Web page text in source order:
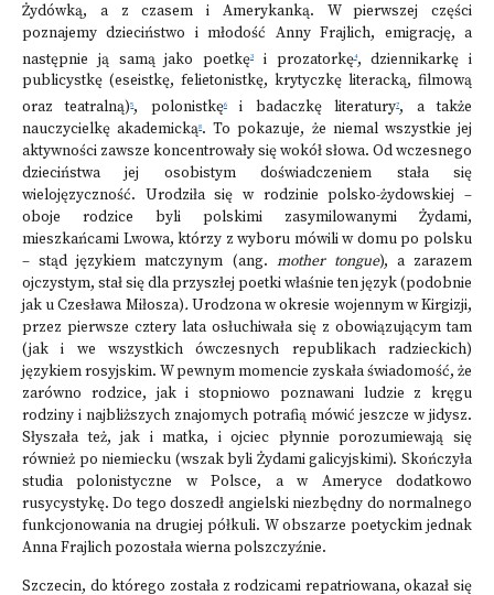
Żydówką, a z czasem i Amerykanką. W pierwszej części
poznajemy dzieciństwo i młodość Anny Frajlich, emigrację, a
następnie ją samą jako poetkę3 i prozatorkę4, dziennikarkę i
publicystkę (eseistkę, felietonistkę, krytyczkę literacką, filmową
oraz teatralną)5, polonistkę6 i badaczkę literatury7, a także
nauczycielkę akademicką8. To pokazuje, że niemal wszystkie jej
aktywności zawsze koncentrowały się wokół słowa. Od wczesnego
dzieciństwa jej osobistym doświadczeniem stała się
wielojęzyczność. Urodziła się w rodzinie polsko-żydowskiej –
oboje rodzice byli polskimi zasymilowanymi Żydami,
mieszkańcami Lwowa, którzy z wyboru mówili w domu po polsku
– stąd językiem matczynym (ang. mother tongue), a zarazem
ojczystym, stał się dla przyszłej poetki właśnie ten język (podobnie
jak u Czesława Miłosza). Urodzona w okresie wojennym w Kirgizji,
przez pierwsze cztery lata osłuchiwała się z obowiązującym tam
(jak i we wszystkich ówczesnych republikach radzieckich)
językiem rosyjskim. W pewnym momencie zyskała świadomość, że
zarówno rodzice, jak i stopniowo poznawani ludzie z kręgu
rodziny i najbliższych znajomych potrafią mówić jeszcze w jidysz.
Słyszała też, jak i matka, i ojciec płynnie porozumiewają się
również po niemiecku (wszak byli Żydami galicyjskimi). Skończyła
studia polonistyczne w Polsce, a w Ameryce dodatkowo
rusycystykę. Do tego doszedł angielski niezbędny do normalnego
funkcjonowania na drugiej półkuli. W obszarze poetyckim jednak
Anna Frajlich pozostała wierna polszczyźnie.
Szczecin, do którego została z rodzicami repatriowana, okazał się